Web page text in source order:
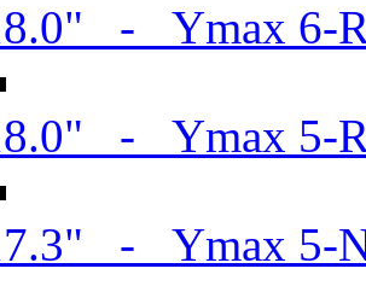
- Ymax 6-
- Ymax 5-
- Ymax 5-